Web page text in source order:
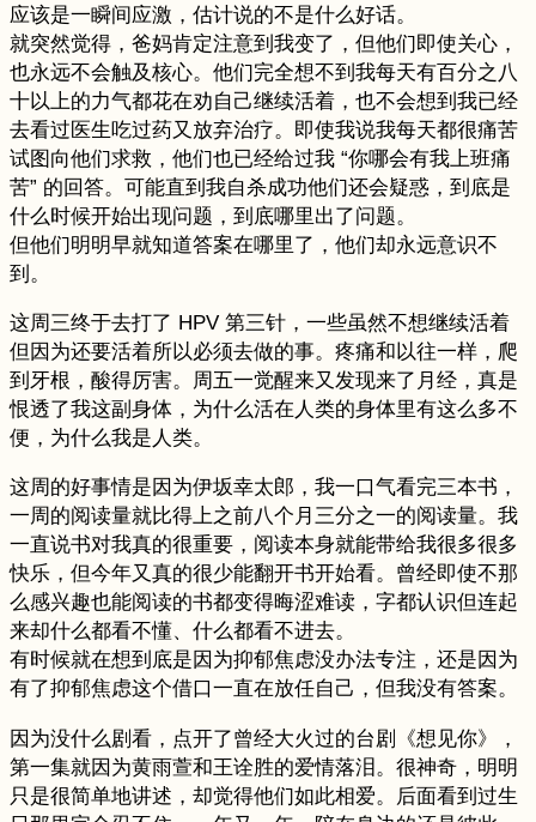
应该是一瞬间应激，估计说的不是什么好话。
就突然觉得，爸妈肯定注意到我变了，但他们即使关心，
也永远不会触及核心。他们完全想不到我每天有百分之八
十以上的力气都花在劝自己继续活着，也不会想到我已经
去看过医生吃过药又放弃治疗。即使我说我每天都很痛苦
试图向他们求救，他们也已经给过我 “你哪会有我上班痛
苦” 的回答。可能直到我自杀成功他们还会疑惑，到底是
什么时候开始出现问题，到底哪里出了问题。
但他们明明早就知道答案在哪里了，他们却永远意识不
到。
这周三终于去打了 HPV 第三针，一些虽然不想继续活着
但因为还要活着所以必须去做的事。疼痛和以往一样，爬
到牙根，酸得厉害。周五一觉醒来又发现来了月经，真是
恨透了我这副身体，为什么活在人类的身体里有这么多不
便，为什么我是人类。
这周的好事情是因为伊坂幸太郎，我一口气看完三本书，
一周的阅读量就比得上之前八个月三分之一的阅读量。我
一直说书对我真的很重要，阅读本身就能带给我很多很多
快乐，但今年又真的很少能翻开书开始看。曾经即使不那
么感兴趣也能阅读的书都变得晦涩难读，字都认识但连起
来却什么都看不懂、什么都看不进去。
有时候就在想到底是因为抑郁焦虑没办法专注，还是因为
有了抑郁焦虑这个借口一直在放任自己，但我没有答案。
因为没什么剧看，点开了曾经大火过的台剧《想见你》，
第一集就因为黄雨萱和王诠胜的爱情落泪。很神奇，明明
只是很简单地讲述，却觉得他们如此相爱。后面看到过生